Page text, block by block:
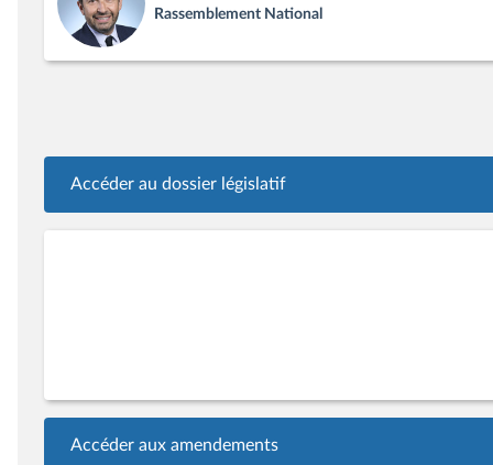
Rassemblement National
Accéder au dossier législatif
Accéder aux amendements